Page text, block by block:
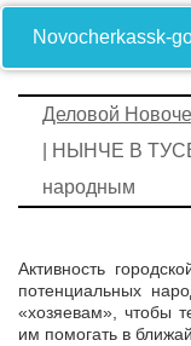
Novocherkassk-
Деловой
| НЫНЧЕ В
народным
Активность
потенциальных
«хозяевам», чтобы
им помогать в